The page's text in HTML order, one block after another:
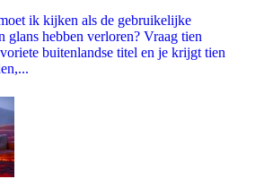
ik kijken als de gebruikelijke
hebben verloren? Vraag tien
buitenlandse titel en je krijgt tien